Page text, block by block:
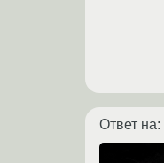
Ответ на: